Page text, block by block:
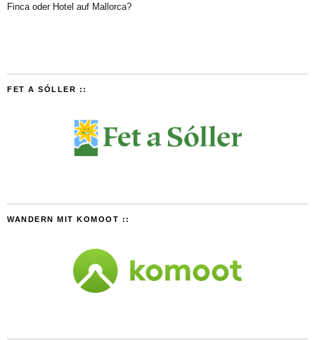
Finca oder Hotel auf Mallorca?
FET A SÓLLER ::
WANDERN MIT KOMOOT ::